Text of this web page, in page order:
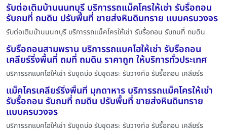
รับต่อเติมบ้านนนทบุรี บริการรถแม็คโครให้เช่า รับรื้อถอน
รับถมที่ ถมดิน ปรับพื้นที่ ขายส่งหินดินทราย แบบครบวงจร
รับต่อเติมบ้านนนทบุรี บริการรถแม็คโครให้เช่า รับรื้อถอน รับถมที่ ถมดิน
รับรื้อถอนสามพราน บริการรถแบคโฮให้เช่า รับรื้อถอน
เคลียร์ริ่งพื้นที่ ถมที่ ถมดิน ราคาถูก ให้บริการทั่วประเทศ
บริการรถแบคโฮให้เช่า รับขุดบ่อ รับขุดสระ รับวางท่อ รับรื้อถอน เคลียร์ร
แม็คโครเคลียร์ริ่งพื้นที่ มุกดาหาร บริการรถแม็คโครให้เช่า
รับรื้อถอน รับถมที่ ถมดิน ปรับพื้นที่ ขายส่งหินดินทราย
แบบครบวงจร
บริการรถแบคโฮให้เช่า รับขุดบ่อ รับขุดสระ รับวางท่อ รับรื้อถอน เคลียร์ร